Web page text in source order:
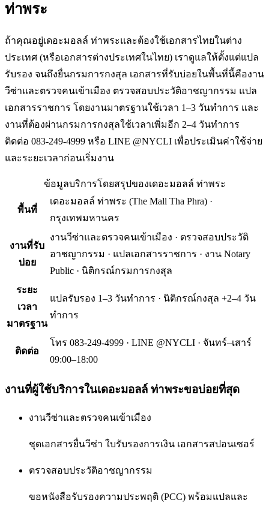
ท่าพระ
ถ้าคุณอยู่เดอะมอลล์ ท่าพระและต้องใช้เอกสารไทยในต่าง
ประเทศ (หรือเอกสารต่างประเทศในไทย) เราดูแลให้ตั้งแต่แปล
รับรอง จนถึงยื่นกรมการกงสุล เอกสารที่รับบ่อยในพื้นที่นี้คืองาน
วีซ่าและตรวจคนเข้าเมือง ตรวจสอบประวัติอาชญากรรม แปล
เอกสารราชการ โดยงานมาตรฐานใช้เวลา 1–3 วันทำการ และ
งานที่ต้องผ่านกรมการกงสุลใช้เวลาเพิ่มอีก 2–4 วันทำการ
ติดต่อ 083-249-4999 หรือ LINE @NYCLI เพื่อประเมินค่าใช้จ่าย
และระยะเวลาก่อนเริ่มงาน
ข้อมูลบริการโดยสรุปของเดอะมอลล์ ท่าพระ
พื้นที่
เดอะมอลล์ ท่าพระ (The Mall Tha Phra) ·
กรุงเทพมหานคร
งานที่รับ
บ่อย
งานวีซ่าและตรวจคนเข้าเมือง · ตรวจสอบประวัติ
อาชญากรรม · แปลเอกสารราชการ · งาน Notary
Public · นิติกรณ์กรมการกงสุล
ระยะ
เวลา
มาตรฐาน
แปลรับรอง 1–3 วันทำการ · นิติกรณ์กงสุล +2–4 วัน
ทำการ
ติดต่อ
โทร 083-249-4999 · LINE @NYCLI · จันทร์–เสาร์
09:00–18:00
งานที่ผู้ใช้บริการในเดอะมอลล์ ท่าพระขอบ่อยที่สุด
งานวีซ่าและตรวจคนเข้าเมือง
ชุดเอกสารยื่นวีซ่า ใบรับรองการเงิน เอกสารสปอนเซอร์
ตรวจสอบประวัติอาชญากรรม
ขอหนังสือรับรองความประพฤติ (PCC) พร้อมแปลและ